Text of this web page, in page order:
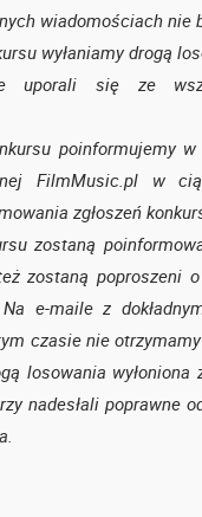
wiadomościach nie
wyłaniamy drogą
uporali się ze
poinformujemy
FilmMusic.pl w
zgłoszeń
zostaną
zostaną poproszeni
Na e-maile z
czasie nie
losowania wyłoniona
nadesłali poprawne